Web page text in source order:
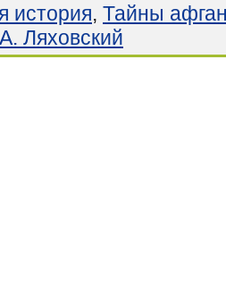
история, Тайны
Ляховский